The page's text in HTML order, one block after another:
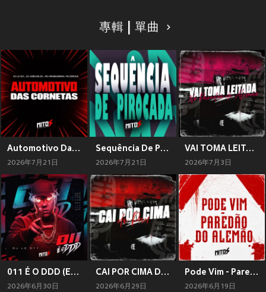
專輯 | 單曲
Automotivo Da Cornetas (Explicit)
2026年7月21日
Sequência De Pirocada (Explicit)
2026年7月21日
VAI TOMA LEITADA PAREDÃO DO ALEMÃO (Explicit)
2026年7月3日
011 É O DDD (Explicit)
2026年6月30日
CAI POR CIMA DO PAU (Explicit)
2026年6月29日
Pode Vim - Paredão Do Alemão (Explicit)
2026年6月19日